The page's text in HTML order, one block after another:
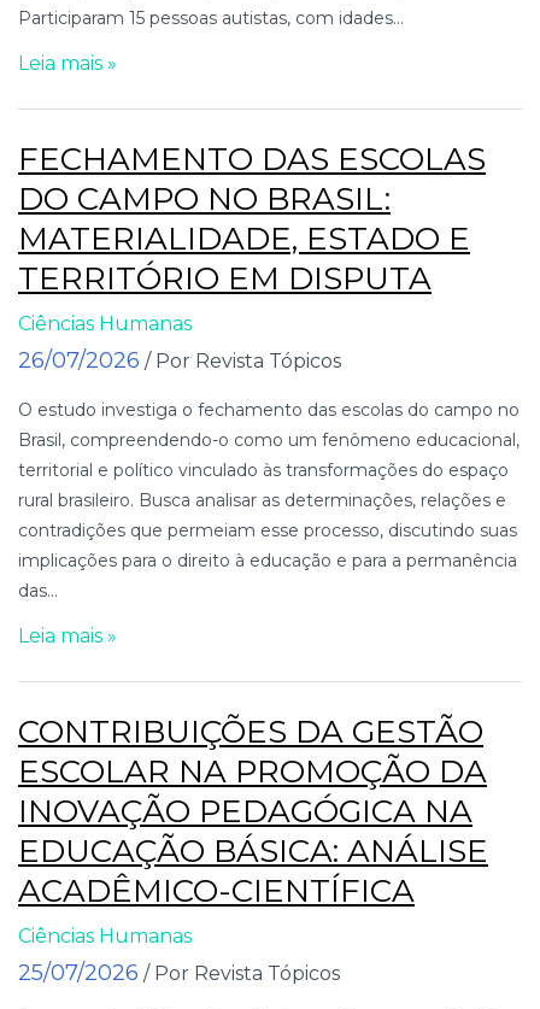
Participaram 15 pessoas autistas, com idades...
Leia mais »
FECHAMENTO DAS ESCOLAS
DO CAMPO NO BRASIL:
MATERIALIDADE, ESTADO E
TERRITÓRIO EM DISPUTA
Ciências Humanas
26/07/2026 / Por Revista Tópicos
O estudo investiga o fechamento das escolas do campo no
Brasil, compreendendo-o como um fenômeno educacional,
territorial e político vinculado às transformações do espaço
rural brasileiro. Busca analisar as determinações, relações e
contradições que permeiam esse processo, discutindo suas
implicações para o direito à educação e para a permanência
das...
Leia mais »
CONTRIBUIÇÕES DA GESTÃO
ESCOLAR NA PROMOÇÃO DA
INOVAÇÃO PEDAGÓGICA NA
EDUCAÇÃO BÁSICA: ANÁLISE
ACADÊMICO-CIENTÍFICA
Ciências Humanas
25/07/2026 / Por Revista Tópicos